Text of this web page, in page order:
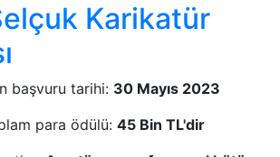
Karikatür
başvuru tarihi: 30 Mayıs 2023
para ödülü: 45 Bin TL'dir